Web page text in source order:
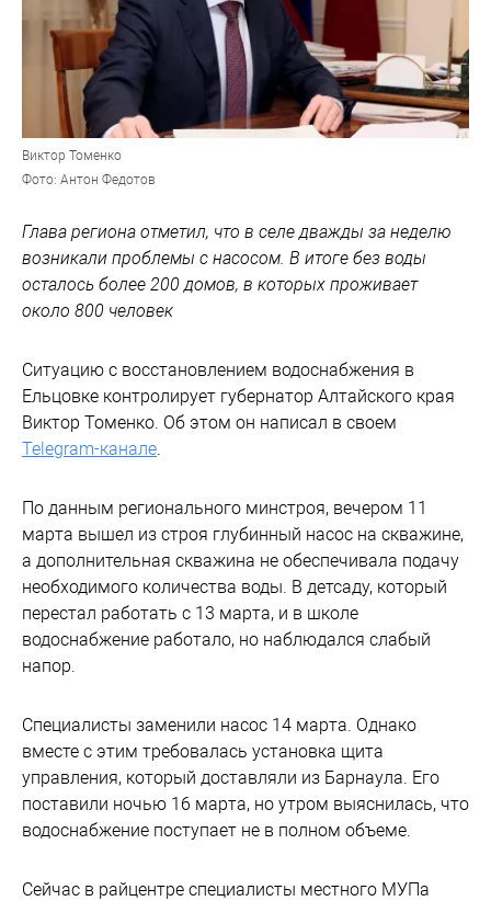
Виктор Томенко
Фото: Антон Федотов
Глава региона отметил, что в селе дважды за неделю
возникали проблемы с насосом. В итоге без воды
осталось более 200 домов, в которых проживает
около 800 человек
Ситуацию с восстановлением водоснабжения в
Ельцовке контролирует губернатор Алтайского края
Виктор Томенко. Об этом он написал в своем
Telegram-канале.
По данным регионального минстроя, вечером 11
марта вышел из строя глубинный насос на скважине,
а дополнительная скважина не обеспечивала подачу
необходимого количества воды. В детсаду, который
перестал работать с 13 марта, и в школе
водоснабжение работало, но наблюдался слабый
напор.
Специалисты заменили насос 14 марта. Однако
вместе с этим требовалась установка щита
управления, который доставляли из Барнаула. Его
поставили ночью 16 марта, но утром выяснилась, что
водоснабжение поступает не в полном объеме.
Сейчас в райцентре специалисты местного МУПа